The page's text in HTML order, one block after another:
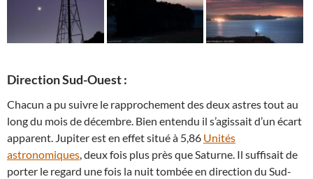
Direction Sud-Ouest :
Chacun a pu suivre le rapprochement des deux astres tout au
long du mois de décembre. Bien entendu il s’agissait d’un écart
apparent. Jupiter est en effet situé à 5,86 Unités
astronomiques, deux fois plus près que Saturne. Il suffisait de
porter le regard une fois la nuit tombée en direction du Sud-